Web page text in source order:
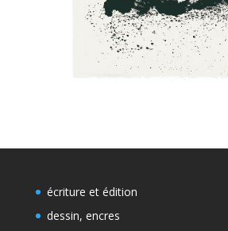
écriture et édition
dessin, encres